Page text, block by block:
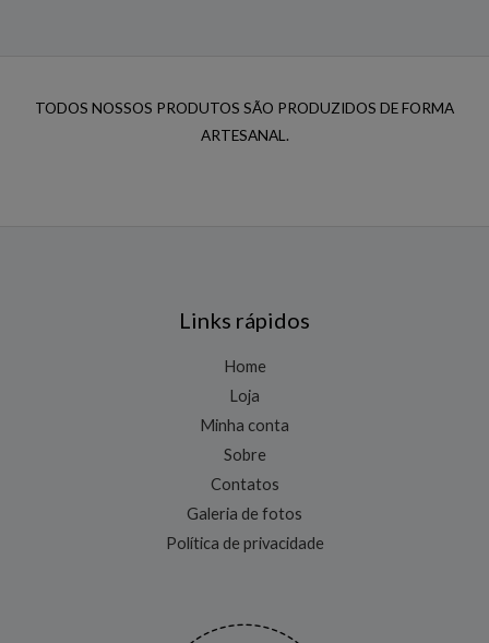
TODOS NOSSOS PRODUTOS SÃO PRODUZIDOS DE FORMA
ARTESANAL.
Links rápidos
Home
Loja
Minha conta
Sobre
Contatos
Galeria de fotos
Política de privacidade